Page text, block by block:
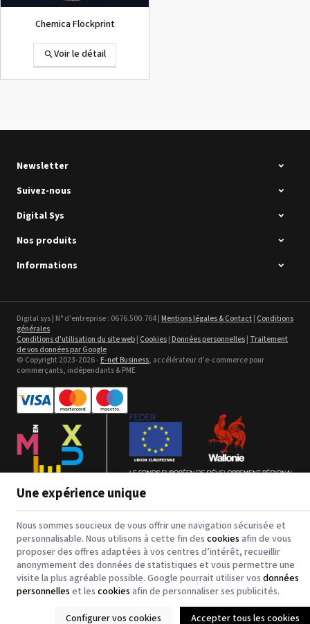
Sefa ROTEX LITE - occasion
Voir le détail
123CTP - Comfort Line - 3 in 1
Digital Inkjet Computer to
Plate - Plaques PS et CtCP
Voir le détail
Chemica Flockprint
Voir le détail
Intec Holographic Milkyway
Bannière en textile -
d'encre
Voir le détail
Newsletter
Suivez-nous
Digital Sys
Nos produits
Informations
Digital sys | N° d'entreprise : 0676.500.764 |Mentions légales & Contact| Conditions
générales
Conditions d'utilisation du site web| Cookies|Données personnelles| Traitement
de vos données par Google
© Copyright 2023-2026 -E-net Business, accélérateur d'e-commerce pour
commerçants, indépendants & PME
Une expérience unique
Nous sommes soucieux de vous offrir une navigation sécurisée et
personnalisable. Nous utilisons à cette fin des cookies afin de vous
proposer des offres adaptées à vos centres d’intérêt, recueillir
anonymement des données de statistiques et vous permettre une
visite la plus agréable possible. Google pourrait utiliser vos données
personnelles et les cookies afin de personnaliser ses publicités.
Configurer vos cookies
Accepter tous les cookies